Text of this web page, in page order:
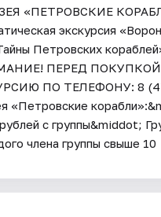
экскурсия
Петровских
ПЕРЕД
ПО ТЕЛЕФОНУ: 8
«Петровские
с группы&middot;
члена группы свыше 10